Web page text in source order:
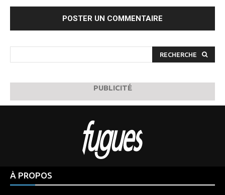
RECHERCHE
PUBLICITÉ
À PROPOS